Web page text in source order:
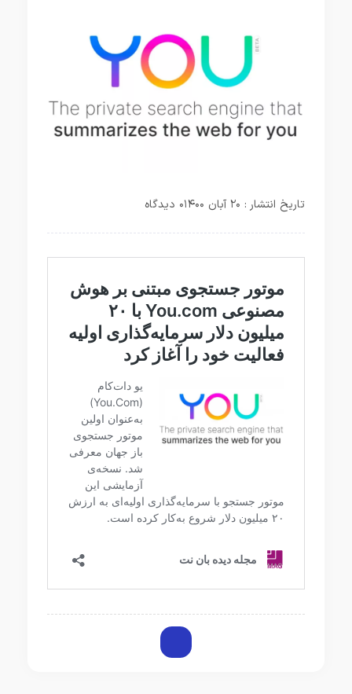
تاریخ انتشار : ۲۰ آبان ۱۴۰۰ ۰ دیدگاه